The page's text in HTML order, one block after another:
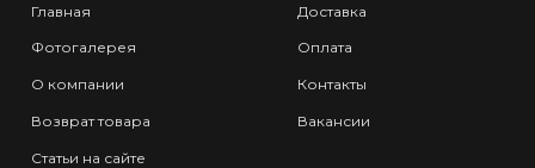
Главная
Фотогалерея
О компании
Возврат товара
Статьи на сайте
Доставка
Оплата
Контакты
Вакансии